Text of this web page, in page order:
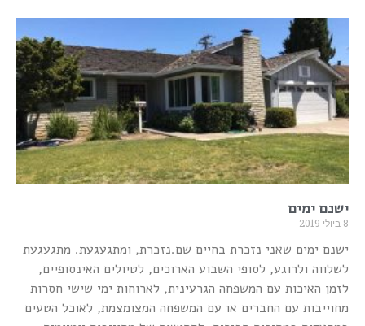
ישנם ימים
8 ביולי 2019
ישנם ימים שאני נזכרת בחיים שם.נזכרת, ומתגעגעת. מתגעגעת
לשלווה ולרוגע, לסופי השבוע הארוכים, לטיולים האינסופיים,
לזמן האיכות עם המשפחה הגרעינית, לארוחות ימי שישי חסרות
מחוייבות עם החברים או עם המשפחה המצומצמת, לאוכל הטעים